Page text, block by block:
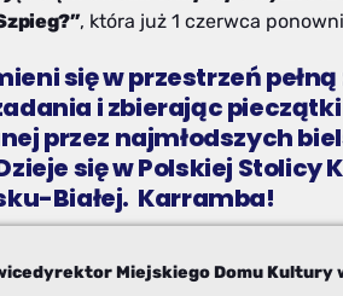
, która już 1 czerwca
się w przestrzeń
i zbierając
przez najmłodszych
się w Polskiej
Białej. Karramba!